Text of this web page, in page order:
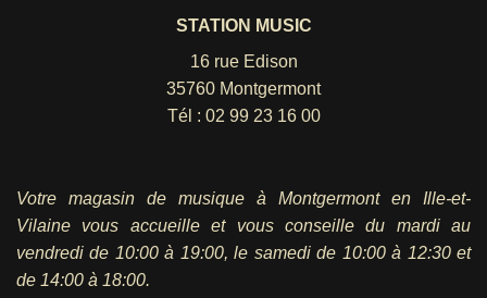
STATION MUSIC
16 rue Edison
35760 Montgermont
Tél : 02 99 23 16 00
Votre magasin de musique à Montgermont en Ille-et-
Vilaine vous accueille et vous conseille du mardi au
vendredi de 10:00 à 19:00, le samedi de 10:00 à 12:30 et
de 14:00 à 18:00.